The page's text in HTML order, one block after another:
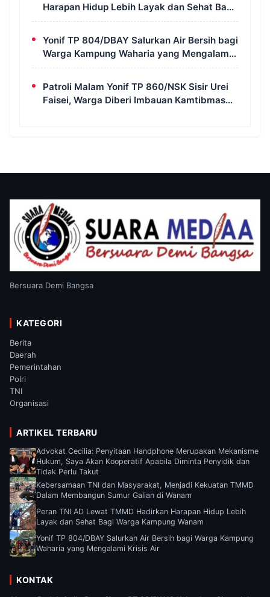
Harapan Hidup Lebih Layak dan Sehat Bagi
Warga Kampung Wanam
Yonif TP 804/DBAY Salurkan Air Bersih bagi
Warga Kampung Waharia yang Mengalami
Krisis Air
Patroli Malam Yonif TP 860/NSK Sisir Urei
Faisei, Warga Diberi Imbauan Kamtibmas
Bersuara Demi Bangsa
KATEGORI
Berita
Daerah
Pemerintahan
Polri
TNI
Organisasi
ARTIKEL TERBARU
Advokat Cecilia: Penyitaan Handphone Merupakan Mekanisme
Hukum, Saya Akan Kooperatif Apabila Diminta Penyidik dan
Tidak Perlu Takut
Kebersamaan TNI dan Masyarakat, Menjadi Kekuatan TMMD
Dalam Membangun Sumur Galian di Wanam
Peran TNI AD Lewat TMMD Hadirkan Harapan Hidup Lebih
Layak dan Sehat Bagi Warga Kampung Wanam
Yonif TP 804/DBAY Salurkan Air Bersih bagi Warga Kampung
Waharia yang Mengalami Krisis Air
KONTAK